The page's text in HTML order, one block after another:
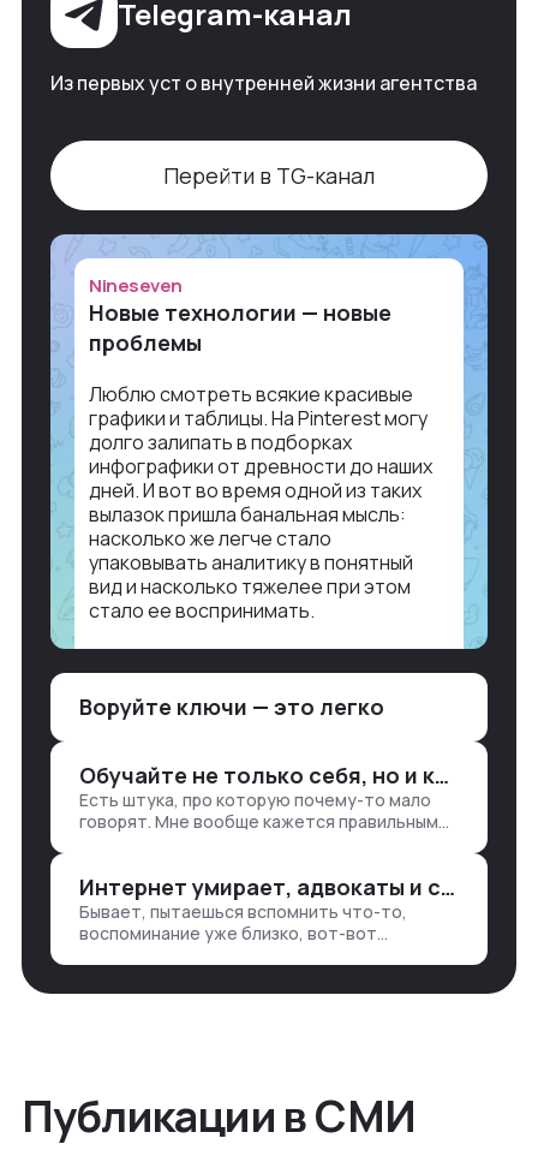
Telegram-канал
Из первых уст о внутренней жизни агентства
Перейти в TG-канал
Nineseven
Новые технологии — новые
проблемы
Люблю смотреть всякие красивые
графики и таблицы. На Pinterest могу
долго залипать в подборках
инфографики от древности до наших
дней. И вот во время одной из таких
вылазок пришла банальная мысль:
насколько же легче стало
упаковывать аналитику в понятный
вид и насколько тяжелее при этом
стало ее воспринимать.
аналитикой лет 15 назад, нужно было:
продажи, заявки, прогресс по проекту
— все ручками
Воруйте ключи — это легко
Обучайте не только себя, но и клиентов
Есть штука, про которую почему-то мало
говорят. Мне вообще кажется правильным
хватаешь у клиента: е…
Интернет умирает, адвокаты и судьи в растерянности, а я хочу песню
Бывает, пытаешься вспомнить что-то,
воспоминание уже близко, вот-вот
неделями, если сильно не повезе…
Публикации в СМИ